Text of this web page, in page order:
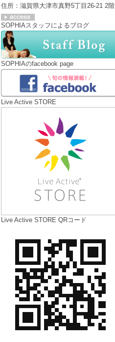
住所：滋賀県大津市真野5丁目26-21 2階
SOPHIAスタッフによるブログ
SOPHIAのfacebook page
Live Active STORE
Live Active STORE QRコード